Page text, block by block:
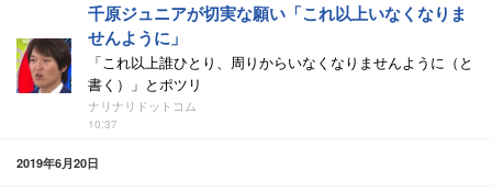
千原ジュニアが切実な願い「これ以上いなくなりま
せんように」
「これ以上誰ひとり、周りからいなくなりませんように（と
書く）」とポツリ
ナリナリドットコム
10:37
2019年6月20日